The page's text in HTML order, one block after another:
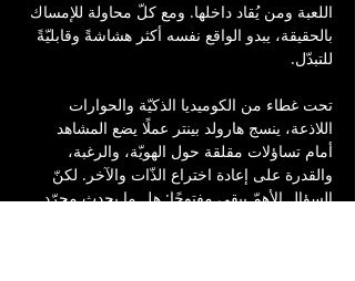
اللعبة ومن يُقاد داخلها. ومع كلّ محاولة للإمساك
بالحقيقة، يبدو الواقع نفسه أكثر هشاشةً وقابليّةً
للتبدّل.
تحت غطاء من الكوميديا الذكيّة والحوارات
اللاذعة، ينسج هارولد بينتر عملًا يضع المشاهد
أمام تساؤلات مقلقة حول الهويّة، والرغبة،
والقدرة على إعادة اختراع الذّات والآخر. لكنّ
السؤال الأهمّ يبقى مفتوحًا: هل ما يحدث مجرّد